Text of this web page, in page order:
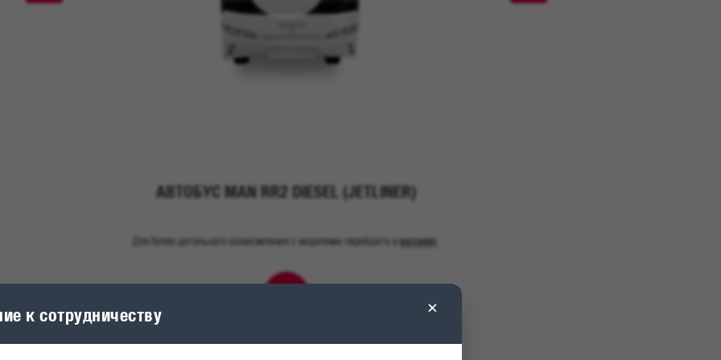
АВТОБУС MAN RR2 DIESEL (JETLINER)
Для более детального ознакомления с моделями перейдите вкаталог
к сотрудничеству ×